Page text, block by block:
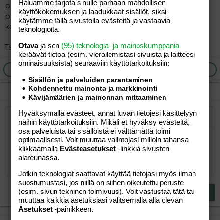
prinsessaa, jotka kilpailevat selvästi huomiosta. Esim. 6v
prinsessamme on erittäin kiltti, rauhallinen, fiksu ja
kaikinpuolin ihana lapsi yksin ollessaan. Näin se vain on.
Tsemppiä tulevien eskarilaisten vanhemmille! :hug:
Ilmoita asiaton viesti
Lihavoitu
Kursivoitu
Laajennettuun editoriin…
Lista
Järjestetty lista
Järjestämätön lista
Suurenna sisennystä
Pienennä sisennystä
Laajennettuun editoriin…
Lisää hyperlinkki
Lisää kuva
HymiötLaajennettuun
Kumoa
Fontin koko
9
10
15
18
22
TekstiväriKirjasintyyli
Arial
Book Antiqua
Georgia
Tahoma
Times New Roman
YliviivaaAlleviivattu
Rivinsisäinen koodi
Rivinsisäinen spoiler
Tasaus Tasaa vasemmalle
Keskitä
Tasaa oikealle
Justify text
Paragraph format
Normal
Heading 1
Heading 2
Heading 3
LainausLisää video/media
Lisää taulukko
Insert horizontal line
SpoilerKoodi
Tee uudelleen
BBCode-näkymä
Poista muotoilu
LuonnoksetTallenna luonnos
Poista luonnos
Kirjoita vastaus...
Lähetä vastaus
Haluamme tarjota sinulle parhaan mahdollisen
käyttökokemuksen ja laadukkaat sisällöt, siksi
käytämme tällä sivustolla evästeitä ja vastaavia
teknologioita.
Otavaja sen (95) teknologia- ja mainoskumppania
keräävät tietoa (esim. vierailemis­tasi sivuista ja laitteesi
ominaisuuk­sista) seuraaviin käyttötarkoituksiin:
Sisällön ja palveluiden parantaminen
Kohdennettu mainonta ja markkinointi
Kävijämäärien ja mainonnan mittaaminen
Hyväksymällä evästeet, annat luvan tietojesi käsittelyyn
näihin käyttötarkoituksiin. Mikäli et hyväksy evästeitä,
osa palveluista tai sisällöistä ei välttämättä toimi
optimaalisesti. Voit muuttaa valintojasi milloin tahansa
klikkaamalla Evästeasetukset -linkkiä sivuston
alareunassa.
Jotkin teknologiat saattavat käyttää tietojasi myös ilman
suostumustasi, jos niillä on siihen oikeutettu peruste
(esim. sivun tekninen toimivuus). Voit vastustaa tätä tai
muuttaa kaikkia asetuksiasi valitsemalla alla olevan
Asetukset -painikkeen.